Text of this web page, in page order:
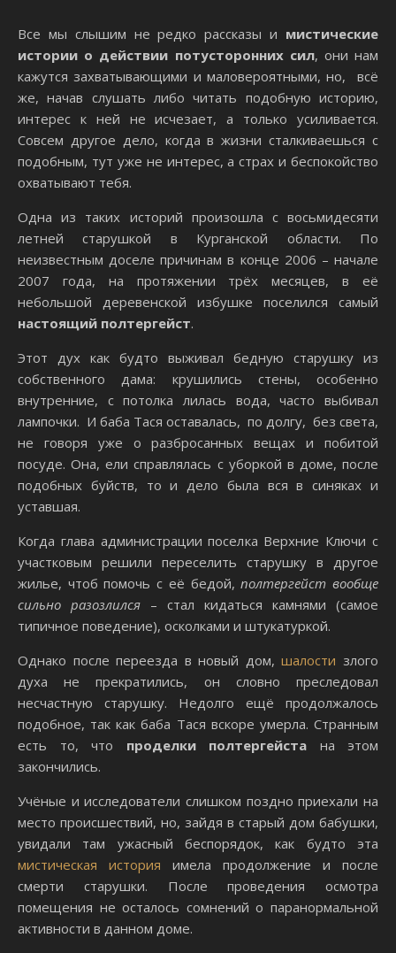
Все мы слышим не редко рассказы и мистические
истории о действии потусторонних сил, они нам
кажутся захватывающими и маловероятными, но, всё
же, начав слушать либо читать подобную историю,
интерес к ней не исчезает, а только усиливается.
Совсем другое дело, когда в жизни сталкиваешься с
подобным, тут уже не интерес, а страх и беспокойство
охватывают тебя.
Одна из таких историй произошла с восьмидесяти
летней старушкой в Курганской области. По
неизвестным доселе причинам в конце 2006 – начале
2007 года, на протяжении трёх месяцев, в её
небольшой деревенской избушке поселился самый
настоящий полтергейст.
Этот дух как будто выживал бедную старушку из
собственного дама: крушились стены, особенно
внутренние, с потолка лилась вода, часто выбивал
лампочки. И баба Тася оставалась, по долгу, без света,
не говоря уже о разбросанных вещах и побитой
посуде. Она, ели справлялась с уборкой в доме, после
подобных буйств, то и дело была вся в синяках и
уставшая.
Когда глава администрации поселка Верхние Ключи с
участковым решили переселить старушку в другое
жилье, чтоб помочь с её бедой,полтергейст вообще
сильно разозлился – стал кидаться камнями (самое
типичное поведение), осколками и штукатуркой.
Однако после переезда в новый дом,шалости злого
духа не прекратились, он словно преследовал
несчастную старушку. Недолго ещё продолжалось
подобное, так как баба Тася вскоре умерла. Странным
есть то, что проделки полтергейста на этом
закончились.
Учёные и исследователи слишком поздно приехали на
место происшествий, но, зайдя в старый дом бабушки,
увидали там ужасный беспорядок, как будто эта
мистическая история имела продолжение и после
смерти старушки. После проведения осмотра
помещения не осталось сомнений о паранормальной
активности в данном доме.